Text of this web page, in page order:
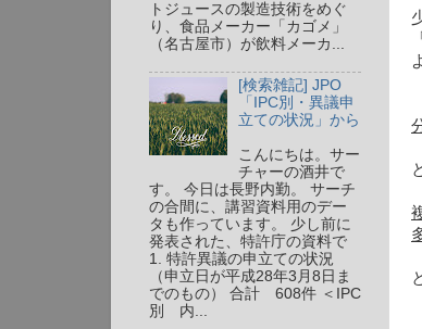
トジュースの製造技術をめぐ
り、食品メーカー「カゴメ」
（名古屋市）が飲料メーカ...
[検索雑記] JPO
「IPC別・異議申
立ての状況」から
こんにちは。サー
チャーの酒井で
す。 今日は長野内勤。 サーチ
の合間に、講習資料用のデー
タも作っています。 少し前に
発表された、特許庁の資料で
1. 特許異議の申立ての状況
（申立日が平成28年3月8日ま
でのもの） 合計 608件 ＜IPC
別 内...